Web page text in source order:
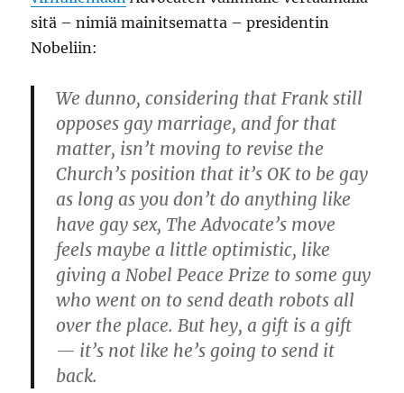
sitä – nimiä mainitsematta – presidentin
Nobeliin:
We dunno, considering that Frank still
opposes gay marriage, and for that
matter, isn’t moving to revise the
Church’s position that it’s OK to be gay
as long as you don’t do anything like
have gay sex, The Advocate’s move
feels maybe a little optimistic, like
giving a Nobel Peace Prize to some guy
who went on to send death robots all
over the place. But hey, a gift is a gift
— it’s not like he’s going to send it
back.